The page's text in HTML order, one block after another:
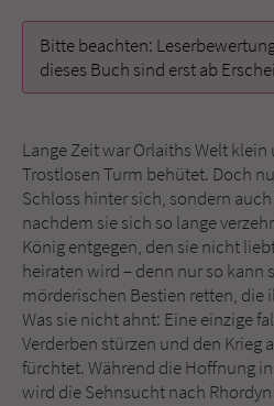
Bitte beachten:
dieses Buch sind erst ab
Lange Zeit war Orlaiths Welt
Trostlosen Turm behütet. Doch
Schloss hinter sich, sondern
nachdem sie sich so lange
König entgegen, den sie nicht
heiraten wird – denn nur so kann
mörderischen Bestien retten, die
Was sie nicht ahnt: Eine einzige
Verderben stürzen und den Krieg
fürchtet. Während die Hoffnung
wird die Sehnsucht nach
Name
Laufzeit 1 Jahr
Zweck Cookie für
Name fe_typo_user
Anbieter Literatur-Couch
Laufzeit Session